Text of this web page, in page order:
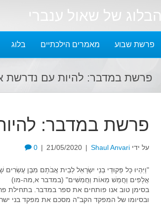
הבלוג של שאול ענברי
פרשת שבוע מאמרים הילכתיים בלוג
פרשת במדבר: להיות עם נדרשת
פרשת במדבר:
על ידי Shaul Anvari
|
21/05/2020
|
0
"וַיִּהְיוּ כָּל פְּקוּדֵי בְנֵי יִשְׂרָאֵל לְבֵית אֲבֹתָם מִבֶּן
אֲלָפִים וַחֲמֵשׁ מֵאוֹת וַחֲמִשִּׁים" (במדבר א,מה-מו)
בסימן טוב אנו פותחים את ספר במדבר. בתחילת
ובסיומו של המפקד הקב"ה מסכם את מפקד בני